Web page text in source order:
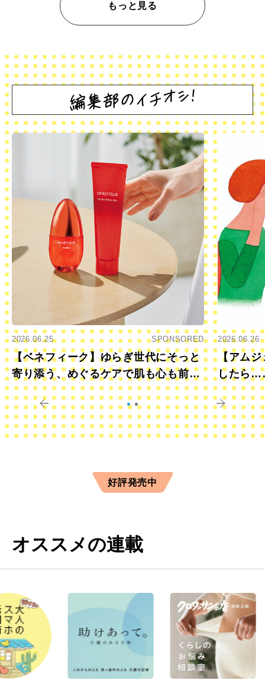
もっと見る
2026.06.25 SPONSORED
【ベネフィーク】ゆらぎ世代にそっと
寄り添う、めぐるケアで肌も心も前向
きに
2026.06.26
【アムジ
したら
すか？
好評発売中
オススメの連載